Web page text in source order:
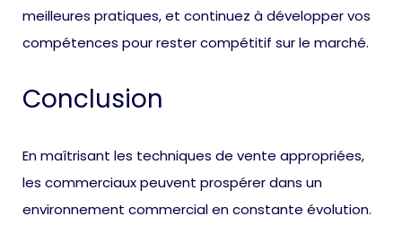
meilleures pratiques, et continuez à développer vos
compétences pour rester compétitif sur le marché.
Conclusion
En maîtrisant les techniques de vente appropriées,
les commerciaux peuvent prospérer dans un
environnement commercial en constante évolution.